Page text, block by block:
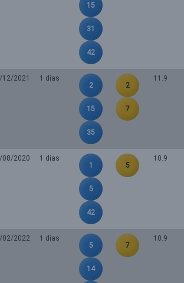
15
31
42
12/2021
1 dias
2
15
35
2
7
11.9
08/2020
1 dias
1
5
42
5
10.9
02/2022
1 dias
5
14
7
10.9